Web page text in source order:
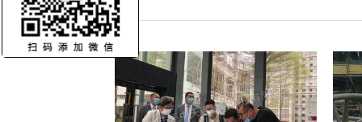
企业服务: